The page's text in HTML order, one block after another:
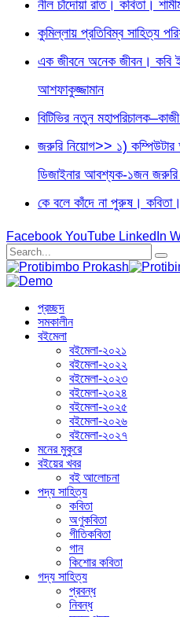
নীল চাঁদোয়া রাত। কবিতা।
কুমিল্লায় প্রতিবিম্ব সাহিত্য
এক জীবনে অনেক জীবন। কবি
আশফাকুজ্জামান
বিটিভির নতুন
জরুরি নিয়োগ>> ১) কম্পিউটার
ডিজাইনার আবশ্যক-১জন
কে বলে কাঁদে না পুরুষ। কবিতা।
Facebook YouTube LinkedIn
প্রচ্ছদ
সমকালীন
বইমেলা
বইমেলা-২০২১
বইমেলা-২০২২
বইমেলা-২০২৩
বইমেলা-২০২৪
বইমেলা-২০২৫
বইমেলা-২০২৬
বইমেলা-২০২৭
মনের মুকুরে
বইয়ের খবর
বই আলোচনা
পদ্য সাহিত্য
কবিতা
অণুকবিতা
গীতিকবিতা
গান
কিশোর কবিতা
গদ্য সাহিত্য
প্রবন্ধ
নিবন্ধ